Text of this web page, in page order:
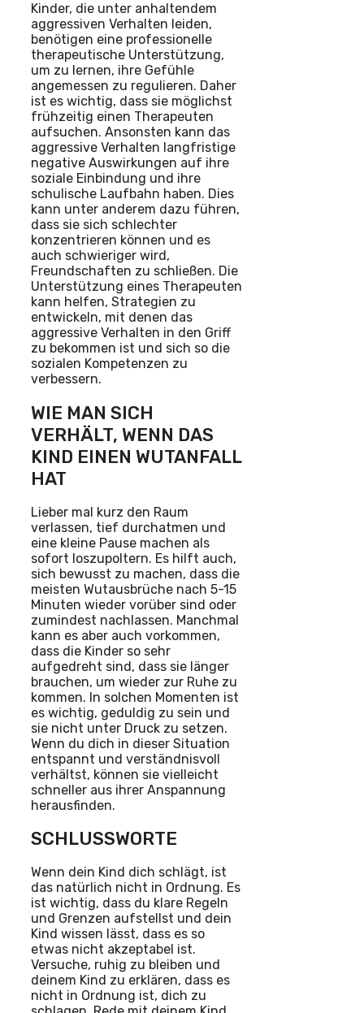
Kinder, die unter anhaltendem
aggressiven Verhalten leiden,
benötigen eine professionelle
therapeutische Unterstützung,
um zu lernen, ihre Gefühle
angemessen zu regulieren. Daher
ist es wichtig, dass sie möglichst
frühzeitig einen Therapeuten
aufsuchen. Ansonsten kann das
aggressive Verhalten langfristige
negative Auswirkungen auf ihre
soziale Einbindung und ihre
schulische Laufbahn haben. Dies
kann unter anderem dazu führen,
dass sie sich schlechter
konzentrieren können und es
auch schwieriger wird,
Freundschaften zu schließen. Die
Unterstützung eines Therapeuten
kann helfen, Strategien zu
entwickeln, mit denen das
aggressive Verhalten in den Griff
zu bekommen ist und sich so die
sozialen Kompetenzen zu
verbessern.
WIE MAN SICH
VERHÄLT, WENN DAS
KIND EINEN WUTANFALL
HAT
Lieber mal kurz den Raum
verlassen, tief durchatmen und
eine kleine Pause machen als
sofort loszupoltern. Es hilft auch,
sich bewusst zu machen, dass die
meisten Wutausbrüche nach 5-15
Minuten wieder vorüber sind oder
zumindest nachlassen. Manchmal
kann es aber auch vorkommen,
dass die Kinder so sehr
aufgedreht sind, dass sie länger
brauchen, um wieder zur Ruhe zu
kommen. In solchen Momenten ist
es wichtig, geduldig zu sein und
sie nicht unter Druck zu setzen.
Wenn du dich in dieser Situation
entspannt und verständnisvoll
verhältst, können sie vielleicht
schneller aus ihrer Anspannung
herausfinden.
SCHLUSSWORTE
Wenn dein Kind dich schlägt, ist
das natürlich nicht in Ordnung. Es
ist wichtig, dass du klare Regeln
und Grenzen aufstellst und dein
Kind wissen lässt, dass es so
etwas nicht akzeptabel ist.
Versuche, ruhig zu bleiben und
deinem Kind zu erklären, dass es
nicht in Ordnung ist, dich zu